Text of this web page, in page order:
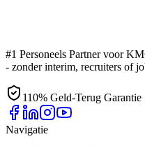
#1 Personeels Partner voor
- zonder interim, recruiters of
110% Geld-Terug Garantie
Navigatie